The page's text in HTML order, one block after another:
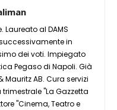
al DAMS
in
dei voti. Impiegato
Pegaso di Napoli. Già
Mauritz AB. Cura servizi
"La Gazzetta
"Cinema, Teatro e